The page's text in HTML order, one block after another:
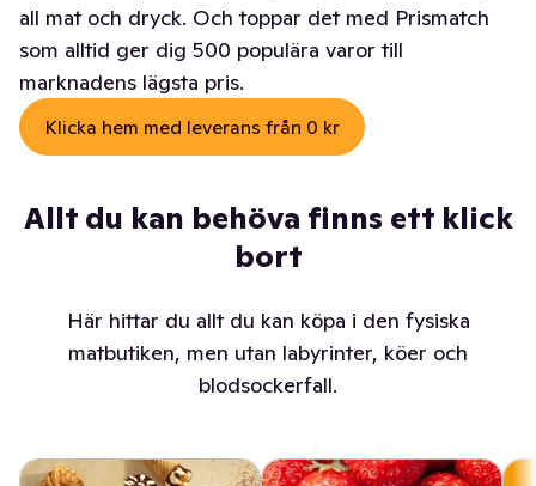
all mat och dryck. Och toppar det med Prismatch
som alltid ger dig 500 populära varor till
marknadens lägsta pris.
Klicka hem med leverans från 0 kr
Allt du kan behöva finns ett klick
bort
Här hittar du allt du kan köpa i den fysiska
matbutiken, men utan labyrinter, köer och
blodsockerfall.